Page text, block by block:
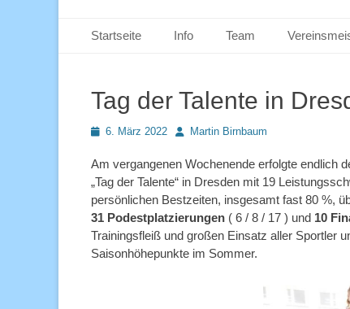
Primäres Menü
Inhalt
Startseite Info Team
Tag der Talente in
Posted6. März 2022 AutorMartin Birnbaum
Am vergangenen Wochenende erfolgte endlich
„Tag der Talente“ in Dresden mit 19
persönlichen Bestzeiten, insgesamt fast 80 %,
31 Podestplatzierungen ( 6 / 8 / 17 ) und 10
Trainingsfleiß und großen Einsatz aller Sportler
Saisonhöhepunkte im Sommer.